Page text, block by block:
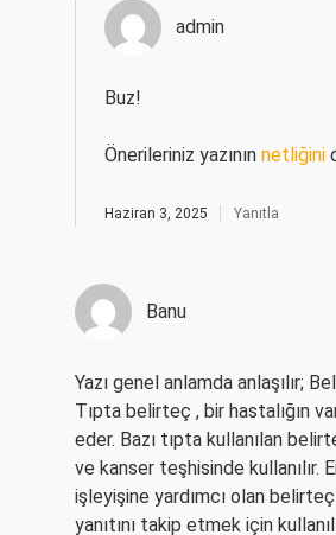
admin
Buz!
Önerileriniz yazının netliğini
Haziran 3, 2025 Yanıtla
Banu
Yazı genel anlamda anlaşılır;
Tıpta belirteç , bir hastalığın
eder. Bazı tıpta kullanılan
ve kanser teşhisinde
işleyişine yardımcı olan
yanıtını takip etmek için